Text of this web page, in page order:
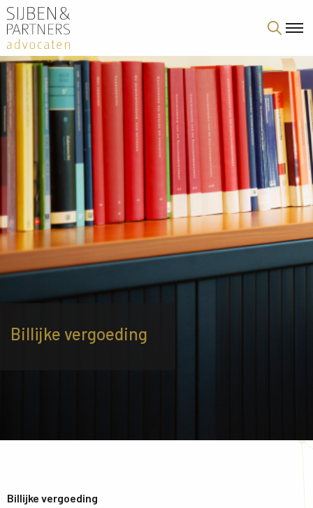
Billijke vergoeding
Billijke vergoeding